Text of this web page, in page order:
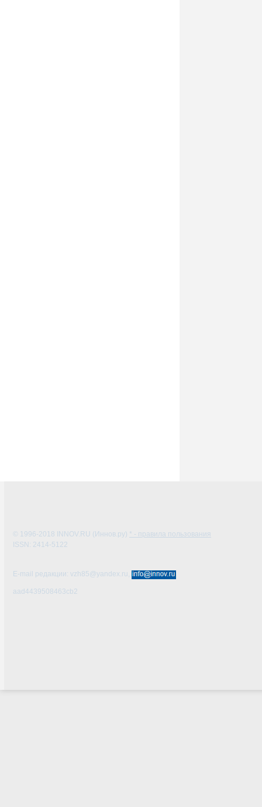
© 1996-2018 INNOV.RU (Иннов.ру) * - правила пользования
ISSN: 2414-5122
E-mail редакции: vzh85@yandex.ru,
aad4439508463cb2